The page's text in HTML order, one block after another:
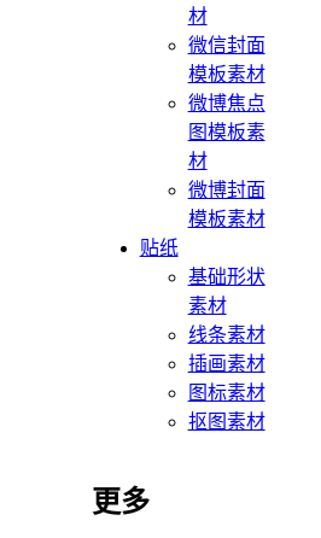
材
微信封面
模板素材
微博焦点
图模板素
材
微博封面
模板素材
贴纸
基础形状
素材
线条素材
插画素材
图标素材
抠图素材
更多